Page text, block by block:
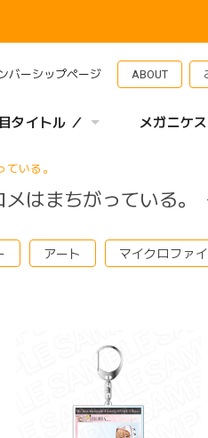
バーシップページ ABOUT
タイトル ／ メガニケ
いる。
はまちがっている。
アート マイクロファ